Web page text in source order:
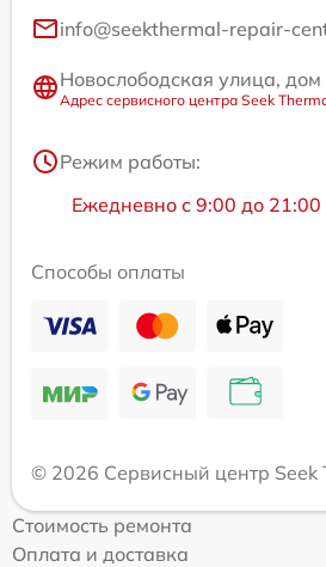
info@seekthermal-repair-
Новослободская улица, дом
Адрес сервисного центра Seek
Режим работы:
Ежедневно с 9:00 до 21:00
Способы оплаты
© 2026 Сервисный центр Seek
Стоимость ремонта
Оплата и доставка